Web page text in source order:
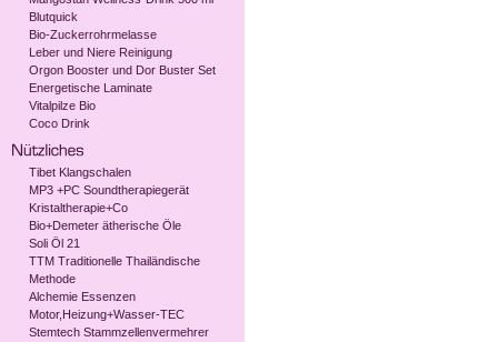
Blutquick
Bio-Zuckerrohrmelasse
Leber und Niere Reinigung
Orgon Booster und Dor Buster Set
Energetische Laminate
Vitalpilze Bio
Coco Drink
Tibet Klangschalen
MP3 +PC Soundtherapiegerät
Kristaltherapie+Co
Bio+Demeter ätherische Öle
Soli Öl 21
TTM Traditionelle Thailändische
Methode
Alchemie Essenzen
Motor,Heizung+Wasser-TEC
Stemtech Stammzellenvermehrer